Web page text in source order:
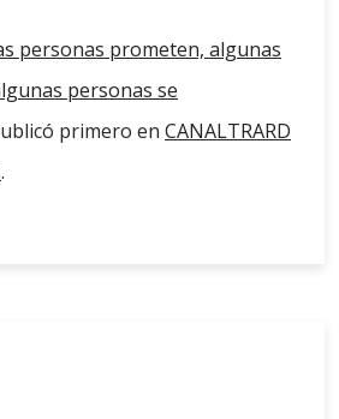
personas prometen, algunas
personas se
primero en CANALTRARD
.